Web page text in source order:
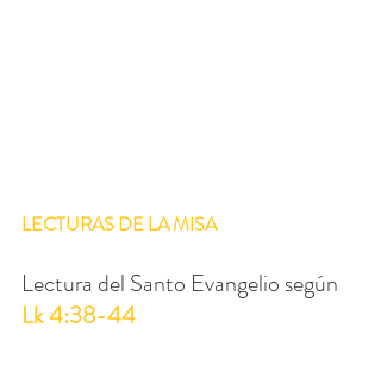
LECTURAS DE LA MISA
Lectura del Santo Evangelio según
Lk 4:38-44